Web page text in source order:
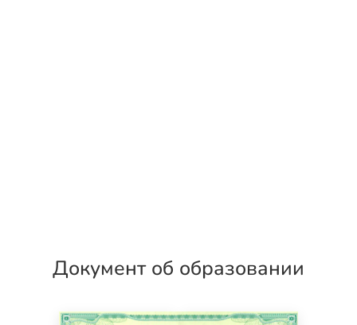
Документ об образовании